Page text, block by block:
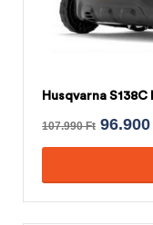
Husqvarna
107.990Ft 96.900